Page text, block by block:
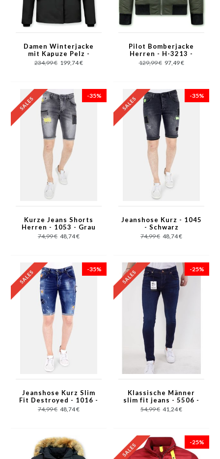
Damen Winterjacke
mit Kapuze Pelz -
5897Z - Schwarz
234,99 € 199,74 €
Pilot Bomberjacke
Herren - H-3213 -
Grün
129,99 € 97,49 €
-35%
Kurze Jeans Shorts
Herren - 1053 - Grau
74,99 € 48,74 €
-35%
Jeanshose Kurz - 1045
- Schwarz
74,99 € 48,74 €
-35%
Jeanshose Kurz Slim
Fit Destroyed - 1016 -
Blau
74,99 € 48,74 €
-25%
Klassische Männer
slim fit jeans - 5506 -
Blau
54,99 € 41,24 €
-25%